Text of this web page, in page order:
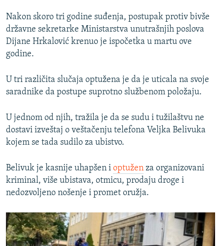
Nakon skoro tri godine suđenja, postupak protiv bivše
državne sekretarke Ministarstva unutrašnjih poslova
Dijane Hrkalović krenuo je ispočetka u martu ove
godine.
U tri različita slučaja optužena je da je uticala na svoje
saradnike da postupe suprotno službenom položaju.
U jednom od njih, tražila je da se sudu i tužilaštvu ne
dostavi izveštaj o veštačenju telefona Veljka Belivuka
kojem se tada sudilo za ubistvo.
Belivuk je kasnije uhapšen i optužen za organizovani
kriminal, više ubistava, otmicu, prodaju droge i
nedozvoljeno nošenje i promet oružja.